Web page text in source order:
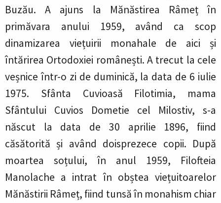
Buzău. A ajuns la Mănăstirea Râmeț în
primăvara anului 1959, având ca scop
dinamizarea viețuirii monahale de aici și
întărirea Ortodoxiei românești. A trecut la cele
veșnice într-o zi de duminică, la data de 6 iulie
1975. Sfânta Cuvioasă Filotimia, mama
Sfântului Cuvios Dometie cel Milostiv, s-a
născut la data de 30 aprilie 1896, fiind
căsătorită și având doisprezece copii. După
moartea soțului, în anul 1959, Filofteia
Manolache a intrat în obștea viețuitoarelor
Mănăstirii Râmeț, fiind tunsă în monahism chiar